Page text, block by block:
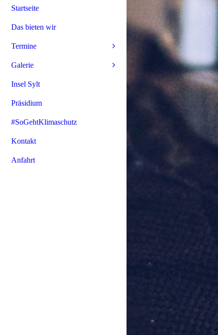
Startseite
Das bieten wir
Termine
Galerie
Insel Sylt
Präsidium
#SoGehtKlimaschutz
Kontakt
Anfahrt